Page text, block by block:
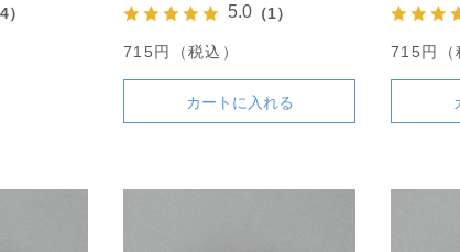
） 5.0 （1）
715円（税込）
カートに入れる
715円（